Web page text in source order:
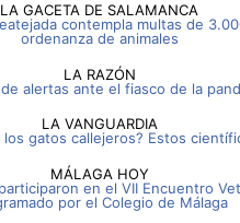
LA GACETA DE SALAMANCA
contempla multas de
ordenanza de animales
LA RAZÓN
alertas ante el fiasco de la
LA VANGUARDIA
gatos callejeros? Estos
MÁLAGA HOY
en el VII Encuentro
por el Colegio de Málaga